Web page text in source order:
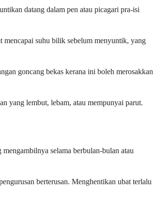
datang dalam pen atau picagari pra-isi
mencapai suhu bilik sebelum menyuntik, yang
goncang bekas kerana ini boleh merosakkan
yang lembut, lebam, atau mempunyai parut.
mengambilnya selama berbulan-bulan atau
berterusan. Menghentikan ubat terlalu